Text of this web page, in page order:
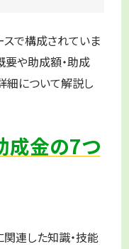
で構成されていま
要や助成額・助成
細について解説し
成金の7つ
連した知識・技能